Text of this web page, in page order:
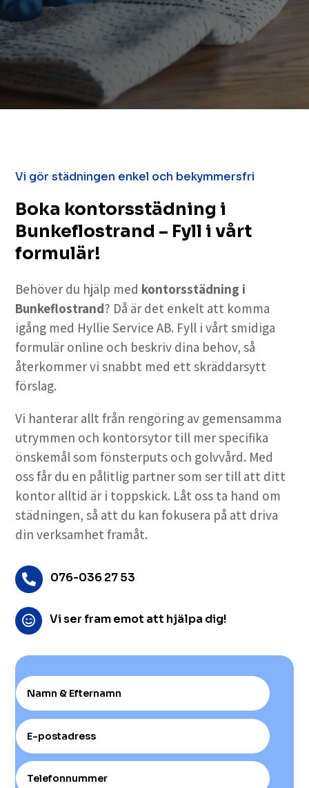
Vi gör städningen enkel och bekymmersfri
Boka kontorsstädning i
Bunkeflostrand – Fyll i vårt
formulär!
Behöver du hjälp med kontorsstädning i
Bunkeflostrand? Då är det enkelt att komma
igång med Hyllie Service AB. Fyll i vårt smidiga
formulär online och beskriv dina behov, så
återkommer vi snabbt med ett skräddarsytt
förslag.
Vi hanterar allt från rengöring av gemensamma
utrymmen och kontorsytor till mer specifika
önskemål som fönsterputs och golvvård. Med
oss får du en pålitlig partner som ser till att ditt
kontor alltid är i toppskick. Låt oss ta hand om
städningen, så att du kan fokusera på att driva
din verksamhet framåt.
 076-036 27 53
 Vi ser fram emot att hjälpa dig!